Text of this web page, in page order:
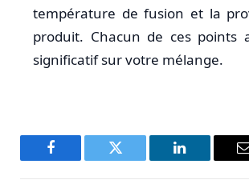
température de fusion et la
produit. Chacun de ces points
significatif sur votre mélange.
Facebook Twitter LinkedIn